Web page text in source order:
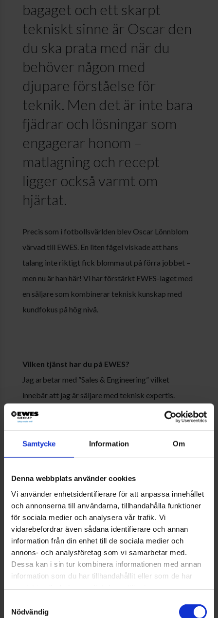
Samtycke Information Om
Denna webbplats använder cookies
Vi använder enhetsidentifierare för att anpassa innehållet
och annonserna till användarna, tillhandahålla funktioner
för sociala medier och analysera vår trafik. Vi
vidarebefordrar även sådana identifierare och annan
information från din enhet till de sociala medier och
annons- och analysföretag som vi samarbetar med.
Dessa kan i sin tur kombinera informationen med annan
information som du har tillhandahållit eller som de har
Nödvändig
bagaget och ett skarpt
tekniskt sinne är Oscar den
du ska prata med när du
behöver någon med
djupare förståelse för
teknik. Men det är inte bara
fjädrar och lösningar som
engagerar honom –
matlagning och recept
ligger också varmt om
hjärtat.
Precis som i fotbollsvärlden blev Oscar Lönnblom
värvad till EWES. En liten fågel viskade att hans
talang inte riktigt fick blomma ut på förra jobbet –
men nu är han här! Vi har förstärkt EWES-laget med
en säljare som kombinerar teknisk kunskap med
kundfokus på hög nivå.
Vilken tjänst har du på EWES?
Jag arbetar med ”Sales & Engineering” vilket
innebär att jag är säljare med teknisk expertis.
EWES marknadschef kontaktade mig. Hon visste
att jag är utbildad ingenjör inom industriell ekonomi
Vad gjorde du innan du började jobba hos
Jag arbetade på ett lokalt företag, också i Bredaryd.
Där jobbade jag kvällsskiftet och bearbetade